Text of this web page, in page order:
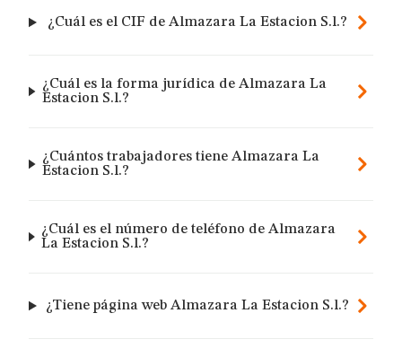
¿Cuál es el CIF de Almazara La Estacion S.l.?
¿Cuál es la forma jurídica de Almazara La
Estacion S.l.?
¿Cuántos trabajadores tiene Almazara La
Estacion S.l.?
¿Cuál es el número de teléfono de Almazara
La Estacion S.l.?
¿Tiene página web Almazara La Estacion S.l.?